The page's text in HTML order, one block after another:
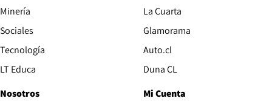
Minería
Sociales
Tecnología
LT Educa
La Cuarta
Glamorama
Auto.cl
Duna CL
Nosotros
Mi Cuenta